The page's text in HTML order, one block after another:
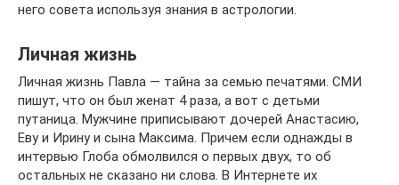
него совета используя знания в астрологии.
Личная жизнь
Личная жизнь Павла — тайна за семью печатями. СМИ
пишут, что он был женат 4 раза, а вот с детьми
путаница. Мужчине приписывают дочерей Анастасию,
Еву и Ирину и сына Максима. Причем если однажды в
интервью Глоба обмолвился о первых двух, то об
остальных не сказано ни слова. В Интернете их